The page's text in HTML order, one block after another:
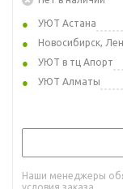
УЮТ Астана
Новосибирск,
УЮТ в тц Апорт
УЮТ Алматы
Наши менеджеры
условия заказа